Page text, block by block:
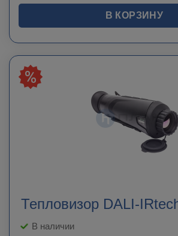
В КОРЗИНУ
Тепловизор DALI-
В наличии